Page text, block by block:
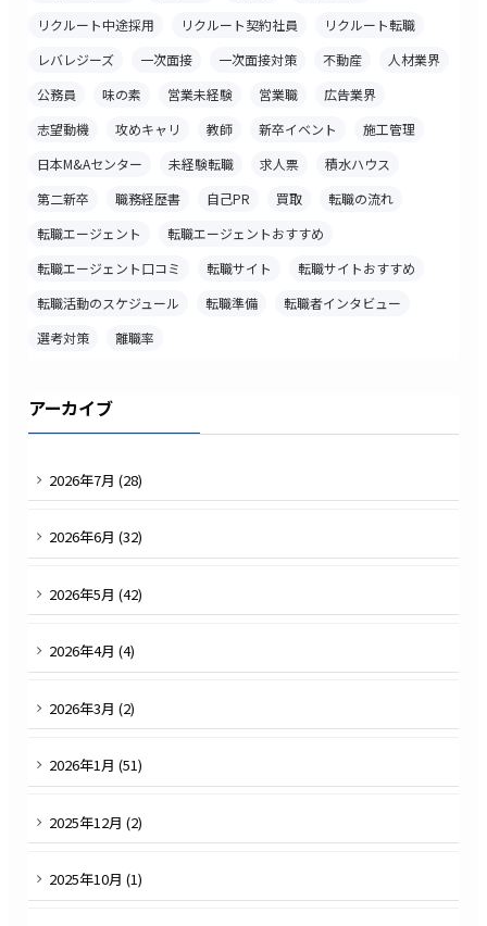
リクルート中途採用
リクルート契約社員
リクルート転職
レバレジーズ
一次面接 一次面接対策 不動産
人材業界
公務員
味の素 営業未経験 営業職
広告業界
志望動機
攻めキャリ 教師 新卒イベント
施工管理
日本M&Aセンター
未経験転職 求人票
積水ハウス
第二新卒
職務経歴書 自己PR 買取
転職の流れ
転職エージェント
転職エージェントおすすめ
転職エージェント口コミ
転職サイト
転職サイトおすすめ
転職活動のスケジュール
転職準備
転職者インタビュー
選考対策
離職率
アーカイブ
2026年7月 (28)
2026年6月 (32)
2026年5月 (42)
2026年4月 (4)
2026年3月 (2)
2026年1月 (51)
2025年12月 (2)
2025年10月 (1)